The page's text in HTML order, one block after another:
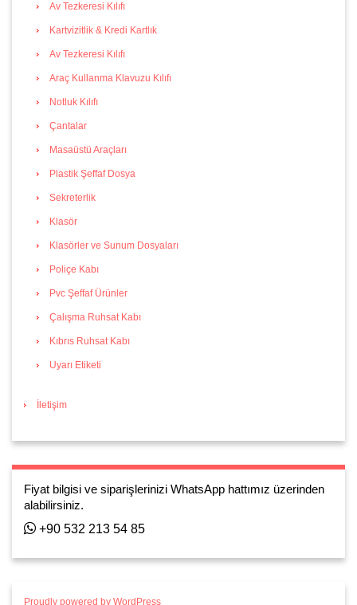
Av Tezkeresi Kılıfı
Kartvizitlik & Kredi Kartlık
Av Tezkeresi Kılıfı
Araç Kullanma Klavuzu Kılıfı
Notluk Kılıfı
Çantalar
Masaüstü Araçları
Plastik Şeffaf Dosya
Sekreterlik
Klasör
Klasörler ve Sunum Dosyaları
Poliçe Kabı
Pvc Şeffaf Ürünler
Çalışma Ruhsat Kabı
Kıbrıs Ruhsat Kabı
Uyarı Etiketi
İletişim
Fiyat bilgisi ve siparişlerinizi WhatsApp hattımız üzerinden
alabilirsiniz.
+90 532 213 54 85
Proudly powered by WordPress